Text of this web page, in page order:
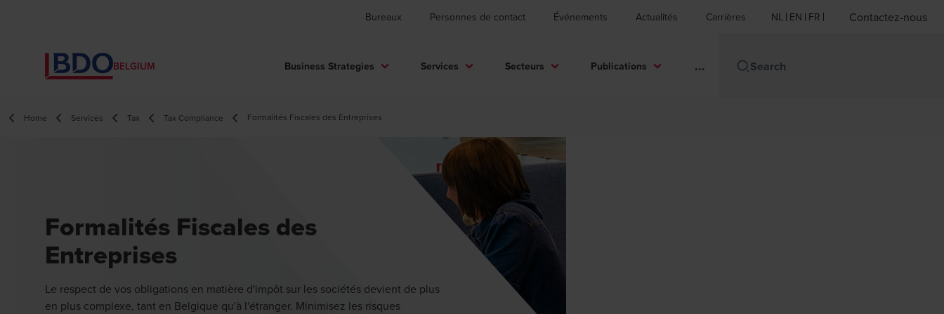
Bureaux Personnes de contact Événements Actualités Carrières NL EN FR Contactez-nous
BELGIUM Business Strategies Services Secteurs Publications ...
Home Services Tax Tax Compliance Formalités Fiscales des Entreprises
Formalités Fiscales des
Entreprises
Le respect de vos obligations en matière d'impôt sur les sociétés devient de plus
en plus complexe, tant en Belgique qu'à l'étranger. Minimisez les risques